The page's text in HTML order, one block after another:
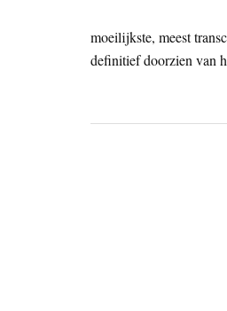
moeilijkste, meest
definitief doorzien van